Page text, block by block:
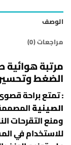
الوصف
مراجعات (0)
مرتبة
الضغط
:تمتع براحة
الصينية
ومنع التقرحات
للاستخدام في